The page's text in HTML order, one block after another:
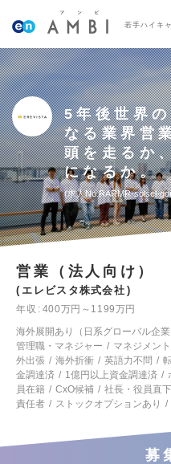
若手ハイキ
5年後世界
なる業界営
頭を走るか
になるか。
求人No.RARMR-solsel-
営業（法人向け）
エレビスタ株式会社
年収
400万円～1199万円
海外展開あり（日系グローバル企業
管理職・マネジャー
マネジメン
外出張
海外折衝 英語力不問
金調達済
1億円以上資金調達済
員在籍
CxO候補 社長・役員直下
責任者
ストックオプションあり
募